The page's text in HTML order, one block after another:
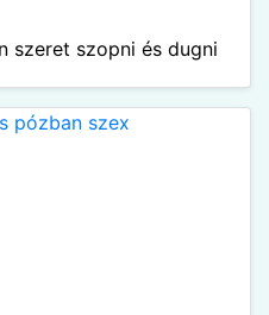
szeret szopni és dugni